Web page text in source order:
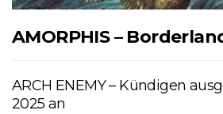
AMORPHIS –
ARCH ENEMY – Kündigen
2025 an